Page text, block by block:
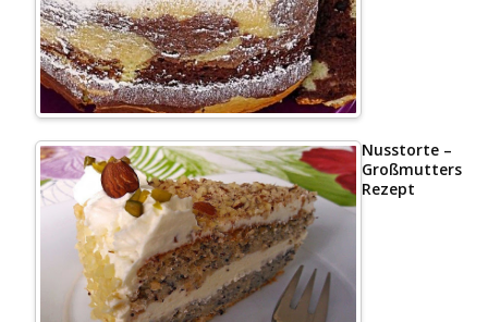
Nusstorte –
Großmutters
Rezept